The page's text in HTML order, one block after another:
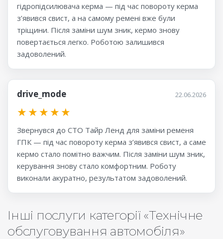
гідропідсилювача керма — під час повороту керма
з’явився свист, а на самому ремені вже були
тріщини. Після заміни шум зник, кермо знову
повертається легко. Роботою залишився
задоволений.
drive_mode 22.06.2026
★★★★★
Звернувся до СТО Тайр Ленд для заміни ременя
ГПК — під час повороту керма з’явився свист, а саме
кермо стало помітно важчим. Після заміни шум зник,
керування знову стало комфортним. Роботу
виконали акуратно, результатом задоволений.
Інші послуги категорії «Технічне
обслуговування автомобіля»